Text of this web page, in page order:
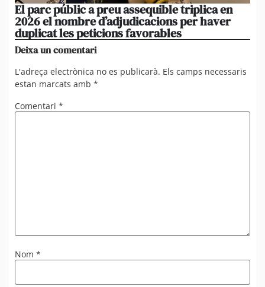
El parc públic a preu assequible triplica en
2026 el nombre d’adjudicacions per haver
duplicat les peticions favorables
Deixa un comentari
L'adreça electrònica no es publicarà. Els camps necessaris
estan marcats amb *
Comentari *
Nom *